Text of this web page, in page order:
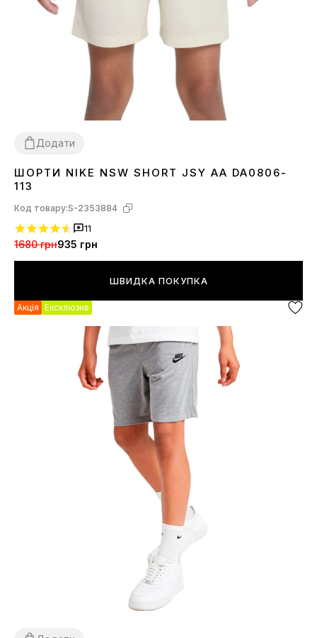
Додати
XS L XL
ШОРТИ NIKE NSW SHORT JSY AA DA0806-
113
Код товару:S-2353884
11
1680 грн935 грн
ШВИДКА ПОКУПКА
Акція Ексклюзив